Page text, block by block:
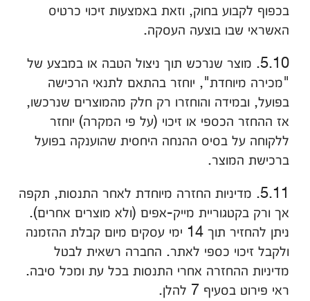
בכפוף לקבוע בחוק, וזאת באמצעות זיכוי כרטיס
האשראי שבו בוצעה העסקה.
5.10. מוצר שנרכש תוך ניצול הטבה או במבצע של
"מכירה מיוחדת", יוחזר בהתאם לתנאי הרכישה
בפועל, ובמידה והוחזרו רק חלק מהמוצרים שנרכשו,
אז ההחזר הכספי או זיכוי (על פי המקרה) יוחזר
ללקוחה על בסיס ההנחה היחסית שהוענקה בפועל
ברכישת המוצר.
5.11. מדיניות החזרה מיוחדת לאחר התנסות, תקפה
אך ורק בקטגוריית מייק-אפים (ולא מוצרים אחרים).
ניתן להחזיר תוך 14 ימי עסקים מיום קבלת ההזמנה
ולקבל זיכוי כספי לאתר. החברה רשאית לבטל
מדיניות ההחזרה אחרי התנסות בכל עת ומכל סיבה.
ראי פירוט בסעיף 7 להלן.